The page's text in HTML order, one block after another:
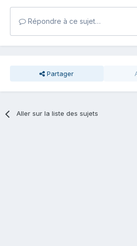
Répondre à ce sujet…
Partager
Aller sur la liste des sujets